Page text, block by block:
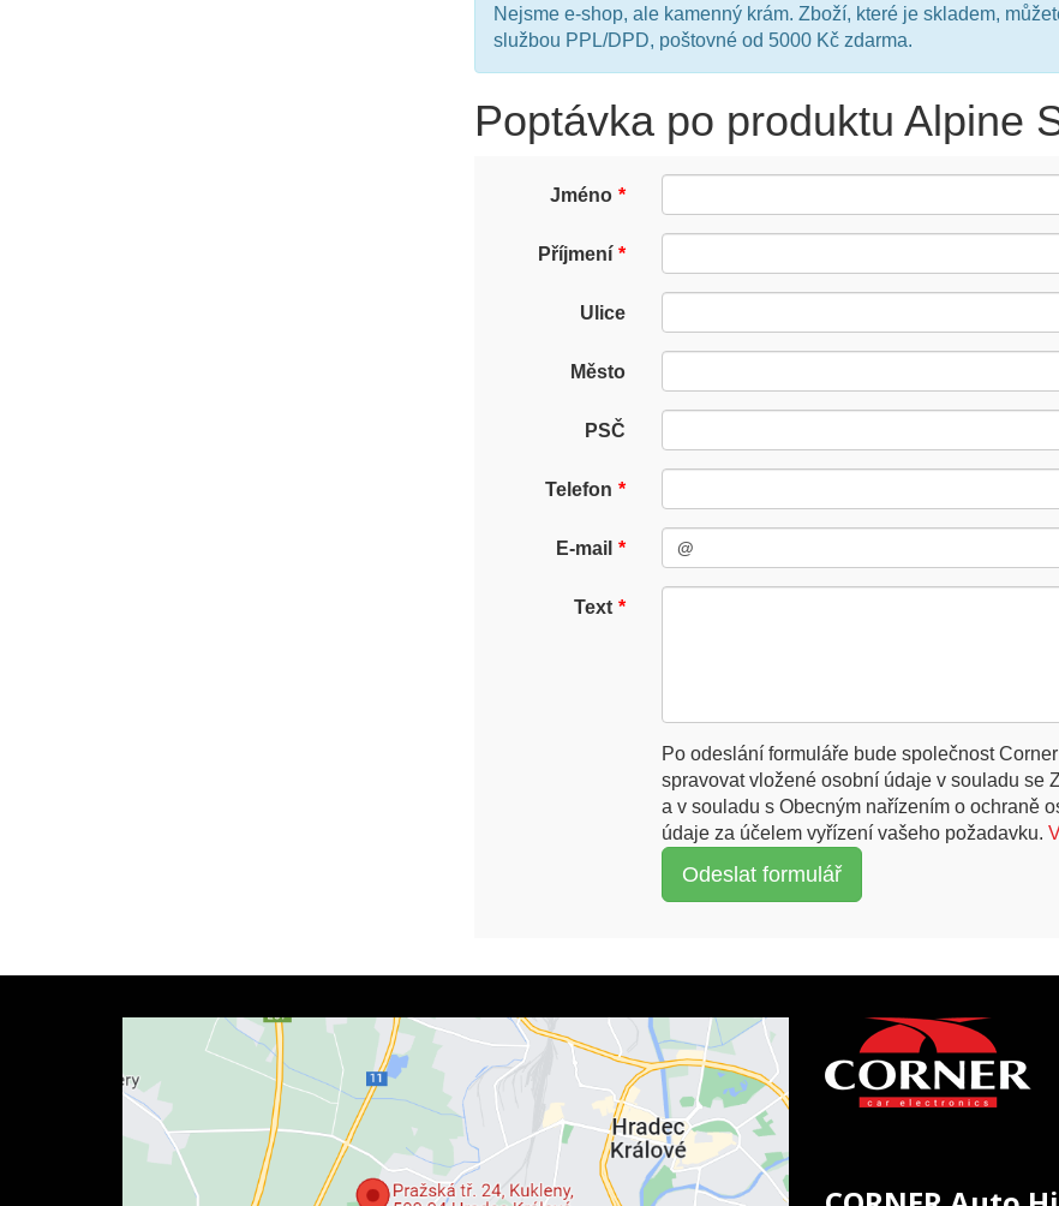
Nejsme e-shop, ale kamenný krám. Zboží, které je skladem,
službou PPL/DPD, poštovné od 5000 Kč zdarma.
Poptávka po produktu Alpine
Jméno
Příjmení
Ulice
Město
PSČ
Telefon
E-mail
Text
Po odeslání formuláře bude společnost
spravovat vložené osobní údaje v souladu se
a v souladu s Obecným nařízením o ochraně
údaje za účelem vyřízení vašeho požadavku.